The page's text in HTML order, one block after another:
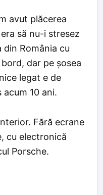
avut plăcerea
să nu-i stresez
România cu
dar pe șosea
legat e de
10 ani.
Fără ecrane
cu electronică
Porsche.